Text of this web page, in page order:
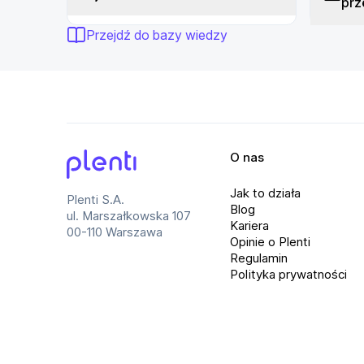
Przejdź do bazy wiedzy
Plenti S.A.
ul. Marszałkowska 107
00-110 Warszawa
O nas
Jak to działa
Blog
Kariera
Opinie o Plenti
Regulamin
Polityka prywatności